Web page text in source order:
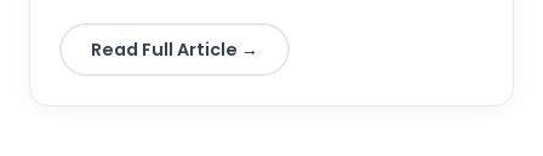
Read Full Article →